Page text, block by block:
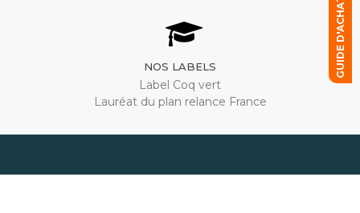
NOS LABELS
Label Coq vert
Lauréat du plan relance France
GUIDE D'ACHAT